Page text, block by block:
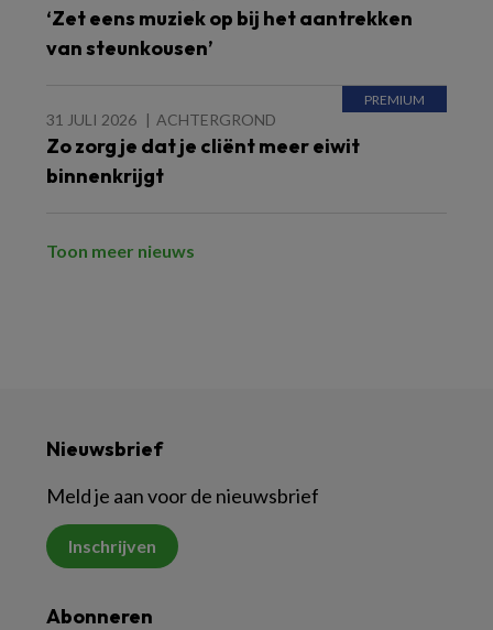
‘Zet eens muziek op bij het aantrekken
van steunkousen’
31 JULI 2026 ACHTERGROND
Zo zorg je dat je cliënt meer eiwit
binnenkrijgt
Toon meer nieuws
Nieuwsbrief
Meld je aan voor de nieuwsbrief
Inschrijven
Abonneren